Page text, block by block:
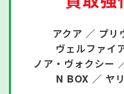
アクア ／ プリ
ヴェルファイ
ノア・ヴォクシー
N BOX ／ ヤ